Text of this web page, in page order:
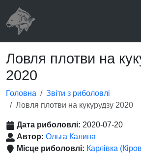
Ловля плотви на
2020
Головна
Звіти з риболовлі
Ловля плотви на кукурудзу 2020
Дата риболовлі: 2020-07-20
Автор: Ольга Калина
Місце риболовлі: Карлівка